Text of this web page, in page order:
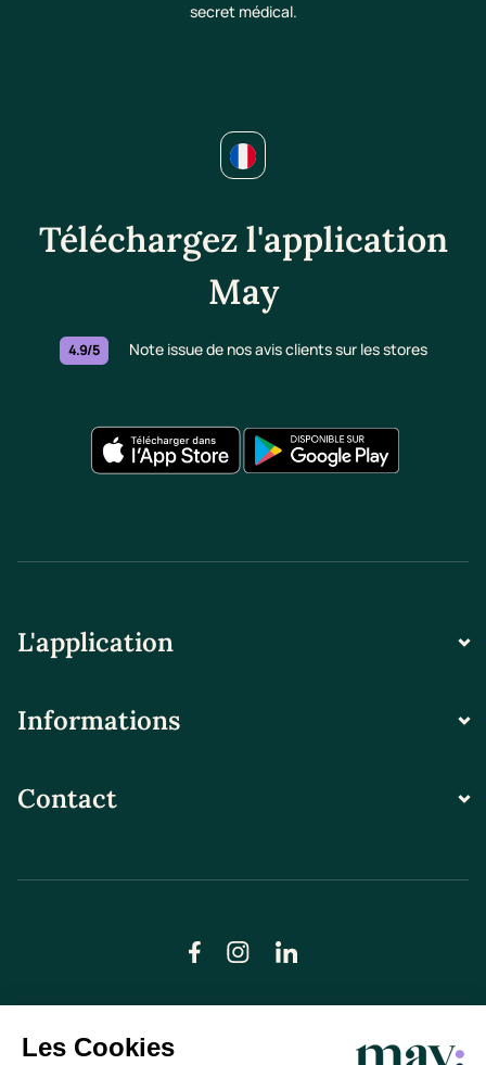
secret médical.
Téléchargez l'application
May
4.9/5 Note issue de nos avis clients sur les stores
L'application
Informations
Contact